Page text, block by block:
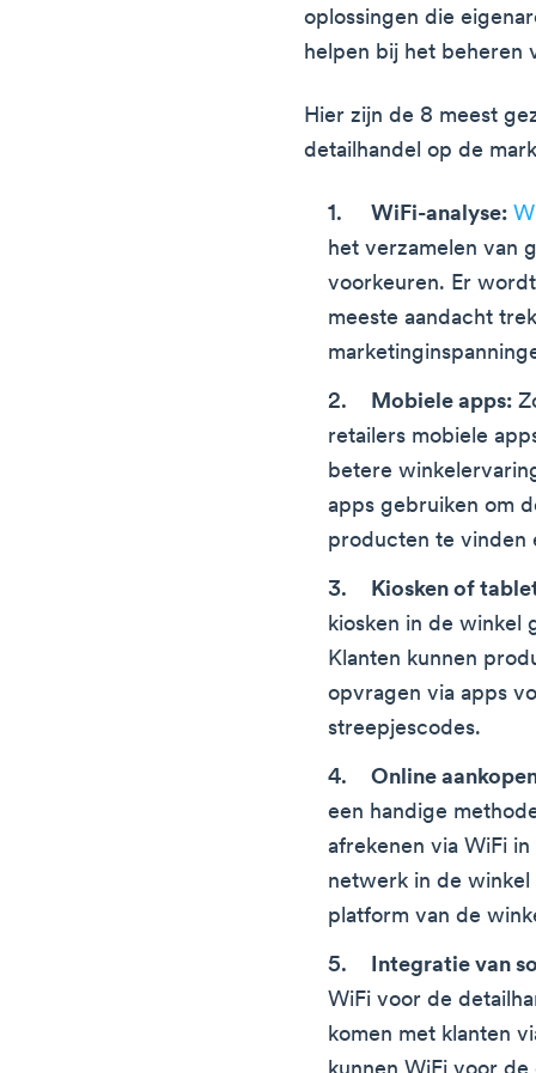
oplossingen die
helpen bij het beheren
Hier zijn de 8 meest
detailhandel op de
WiFi-analyse:
het verzamelen van
voorkeuren. Er
meeste aandacht
Mobiele apps:
retailers mobiele
betere
apps gebruiken om
producten te vinden
Kiosken of
kiosken in de winkel
Klanten kunnen
opvragen via apps
streepjescodes.
Online
een handige
afrekenen via WiFi
netwerk in de
platform van de
Integratie van
WiFi voor de
komen met klanten